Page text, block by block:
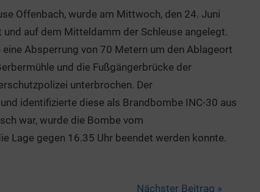
Offenbach, wurde am Mittwoch, den 24. Juni
auf dem Mitteldamm der Schleuse angelegt.
Absperrung von 70 Metern um den Ablageort
und die Fußgängerbrücke der
unterbrochen. Der
identifizierte diese als Brandbombe INC-30 aus
war, wurde die Bombe vom
gegen 16.35 Uhr beendet werden konnte.
Nächster Beitrag